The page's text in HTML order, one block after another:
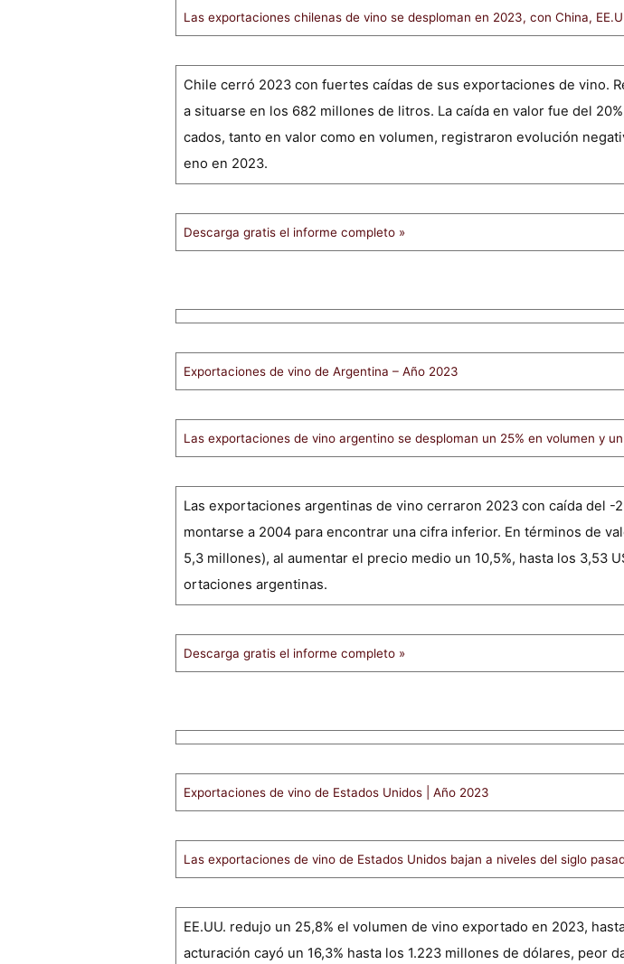
Las exportaciones chilenas de vino se desploman en 2023, con China,
Chile cerró 2023 con fuertes caídas de sus exportaciones de vino.
a situarse en los 682 millones de litros. La caída en valor fue del
cados, tanto en valor como en volumen, registraron evolución
eno en 2023.
Descarga gratis el informe completo »
Exportaciones de vino de Argentina – Año 2023
Las exportaciones de vino argentino se desploman un 25% en volumen y
Las exportaciones argentinas de vino cerraron 2023 con caída del
montarse a 2004 para encontrar una cifra inferior. En términos de
5,3 millones), al aumentar el precio medio un 10,5%, hasta los 3,53
ortaciones argentinas.
Descarga gratis el informe completo »
Exportaciones de vino de Estados Unidos | Año 2023
Las exportaciones de vino de Estados Unidos bajan a niveles del siglo
EE.UU. redujo un 25,8% el volumen de vino exportado en 2023,
acturación cayó un 16,3% hasta los 1.223 millones de dólares, peor